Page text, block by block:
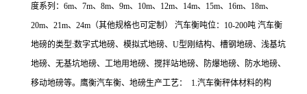
度系列：6m、7m、8m、9m、10m、12m、14m、15m、16m、18m、
20m、21m、24m（其他规格也可定制）
汽车衡吨位：10-200吨 汽车衡
地磅的类型:数字式地磅、模拟式地磅、U型刚结构、槽钢地磅、浅基坑
地磅、无基坑地磅、工地用地磅、搅拌站地磅、防爆地磅、防水地磅、
移动地磅等。鹰衡汽车衡、地磅生产工艺：
1.汽车衡秤体材料的构